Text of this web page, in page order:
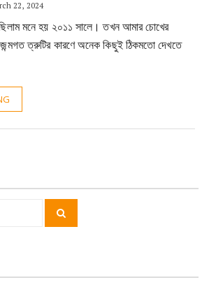
22, 2024
মনে হয় ২০১১ সালে। তখন আমার চোখের
ত্রুটির কারণে অনেক কিছুই ঠিকমতো দেখতে